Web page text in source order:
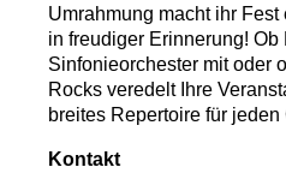
Umrahmung macht ihr
in freudiger Erinnerung! Ob
Sinfonieorchester mit oder
Rocks veredelt Ihre
breites Repertoire für jeden
Kontakt